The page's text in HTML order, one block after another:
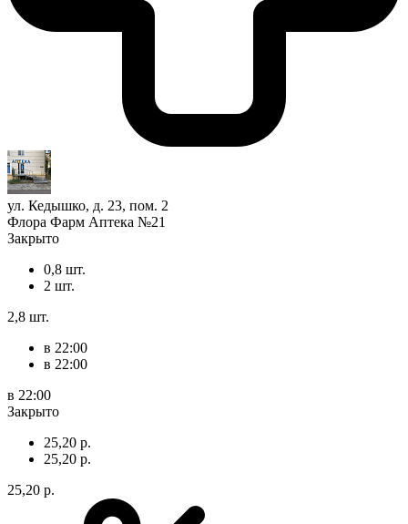
ул. Кедышко, д. 23, пом. 2
Флора Фарм Аптека №21
Закрыто
0,8 шт.
2 шт.
2,8 шт.
в 22:00
в 22:00
в 22:00
Закрыто
25,20 р.
25,20 р.
25,20 р.